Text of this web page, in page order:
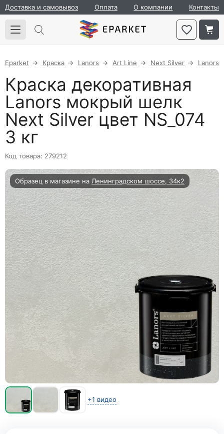
Доставка и самовывоз Оплата О компании Контакты
Eparket Краска Lanors Art Line Next Silver Lanors
Краска декоративная
Lanors мокрый шелк
Next Silver цвет NS_074
3 кг
Код товара: 279212
Образец в магазине на Ленинградском шоссе, 34к2
+1 видео